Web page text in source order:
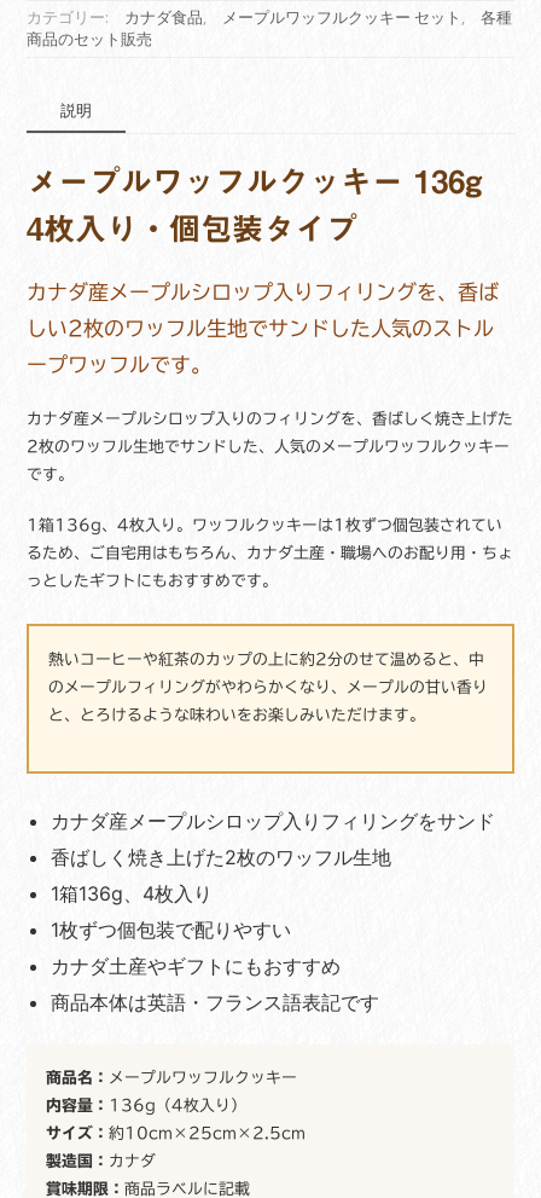
ッ
フ
ー
136g
4
枚
り
24
セ
ト
メ
ー
ル
シ
ロ
プ
ー
ワ
ッ
ル
カ
お
カテゴリー:
カナダ食品, メープルワッフルクッキー セット ,
各種
商品のセット販売
説明
メープルワッフルクッキー 136g
4枚入り・個包装タイプ
カナダ産メープルシロップ入りフィリングを、香ば
しい2枚のワッフル生地でサンドした人気のストル
ープワッフルです。
カナダ産メープルシロップ入りのフィリングを、香ばしく焼き上げた
2枚のワッフル生地でサンドした、人気のメープルワッフルクッキー
です。
1箱136g、4枚入り。ワッフルクッキーは1枚ずつ個包装されてい
るため、ご自宅用はもちろん、カナダ土産・職場へのお配り用・ちょ
っとしたギフトにもおすすめです。
熱いコーヒーや紅茶のカップの上に約2分のせて温めると、中
のメープルフィリングがやわらかくなり、メープルの甘い香り
と、とろけるような味わいをお楽しみいただけます。
カナダ産メープルシロップ入りフィリングをサンド
香ばしく焼き上げた2枚のワッフル生地
1箱136g、4枚入り
1枚ずつ個包装で配りやすい
カナダ土産やギフトにもおすすめ
商品本体は英語・フランス語表記です
商品名： メープルワッフルクッキー
内容量： 136g（4枚入り）
サイズ：約10cm×25cm×2.5cm
製造国： カナダ
賞味期限：商品ラベルに記載